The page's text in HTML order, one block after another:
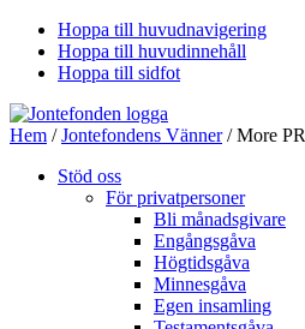
Hoppa till huvudnavigering
Hoppa till huvudinnehåll
Hoppa till sidfot
Hem /Jontefondens Vänner/ More PR
Stöd oss
För privatpersoner
Bli månadsgivare
Engångsgåva
Högtidsgåva
Minnesgåva
Egen insamling